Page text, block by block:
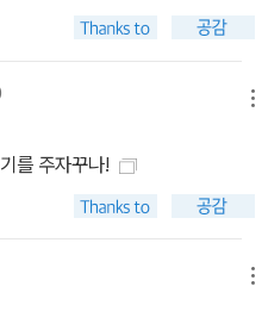
를 주자꾸나!